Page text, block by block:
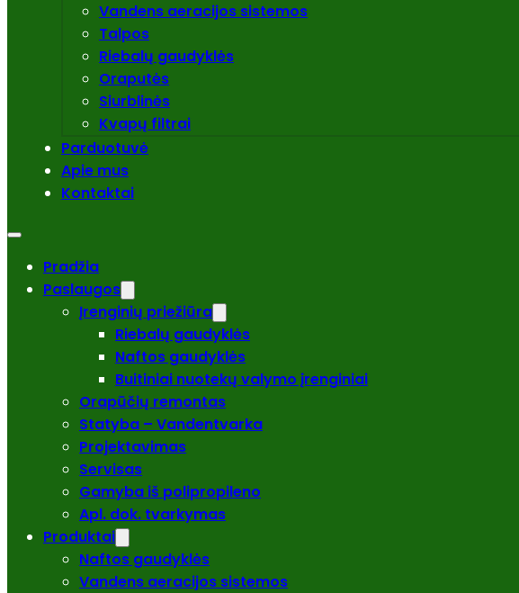
Vandens aeracijos sistemos
Talpos
Riebalų gaudyklės
Oraputės
Siurblinės
Kvapų filtrai
Parduotuvė
Apie mus
Kontaktai
Pradžia
Paslaugos
Įrenginių priežiūra
Riebalų gaudyklės
Naftos gaudyklės
Buitiniai nuotekų valymo įrenginiai
Orapūčių remontas
Statyba – Vandentvarka
Projektavimas
Servisas
Gamyba iš polipropileno
Apl. dok. tvarkymas
Produktai
Naftos gaudyklės
Vandens aeracijos sistemos